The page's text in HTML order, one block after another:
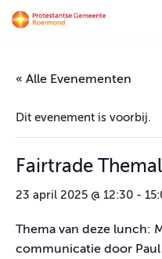
de
« Alle Evenementen
Dit evenement is voorbij.
Fairtrade
23 april 2025 @ 12:30 -
Thema van deze lunch:
communicatie door